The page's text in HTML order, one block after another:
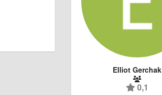
Elliot Gerchak
0,1